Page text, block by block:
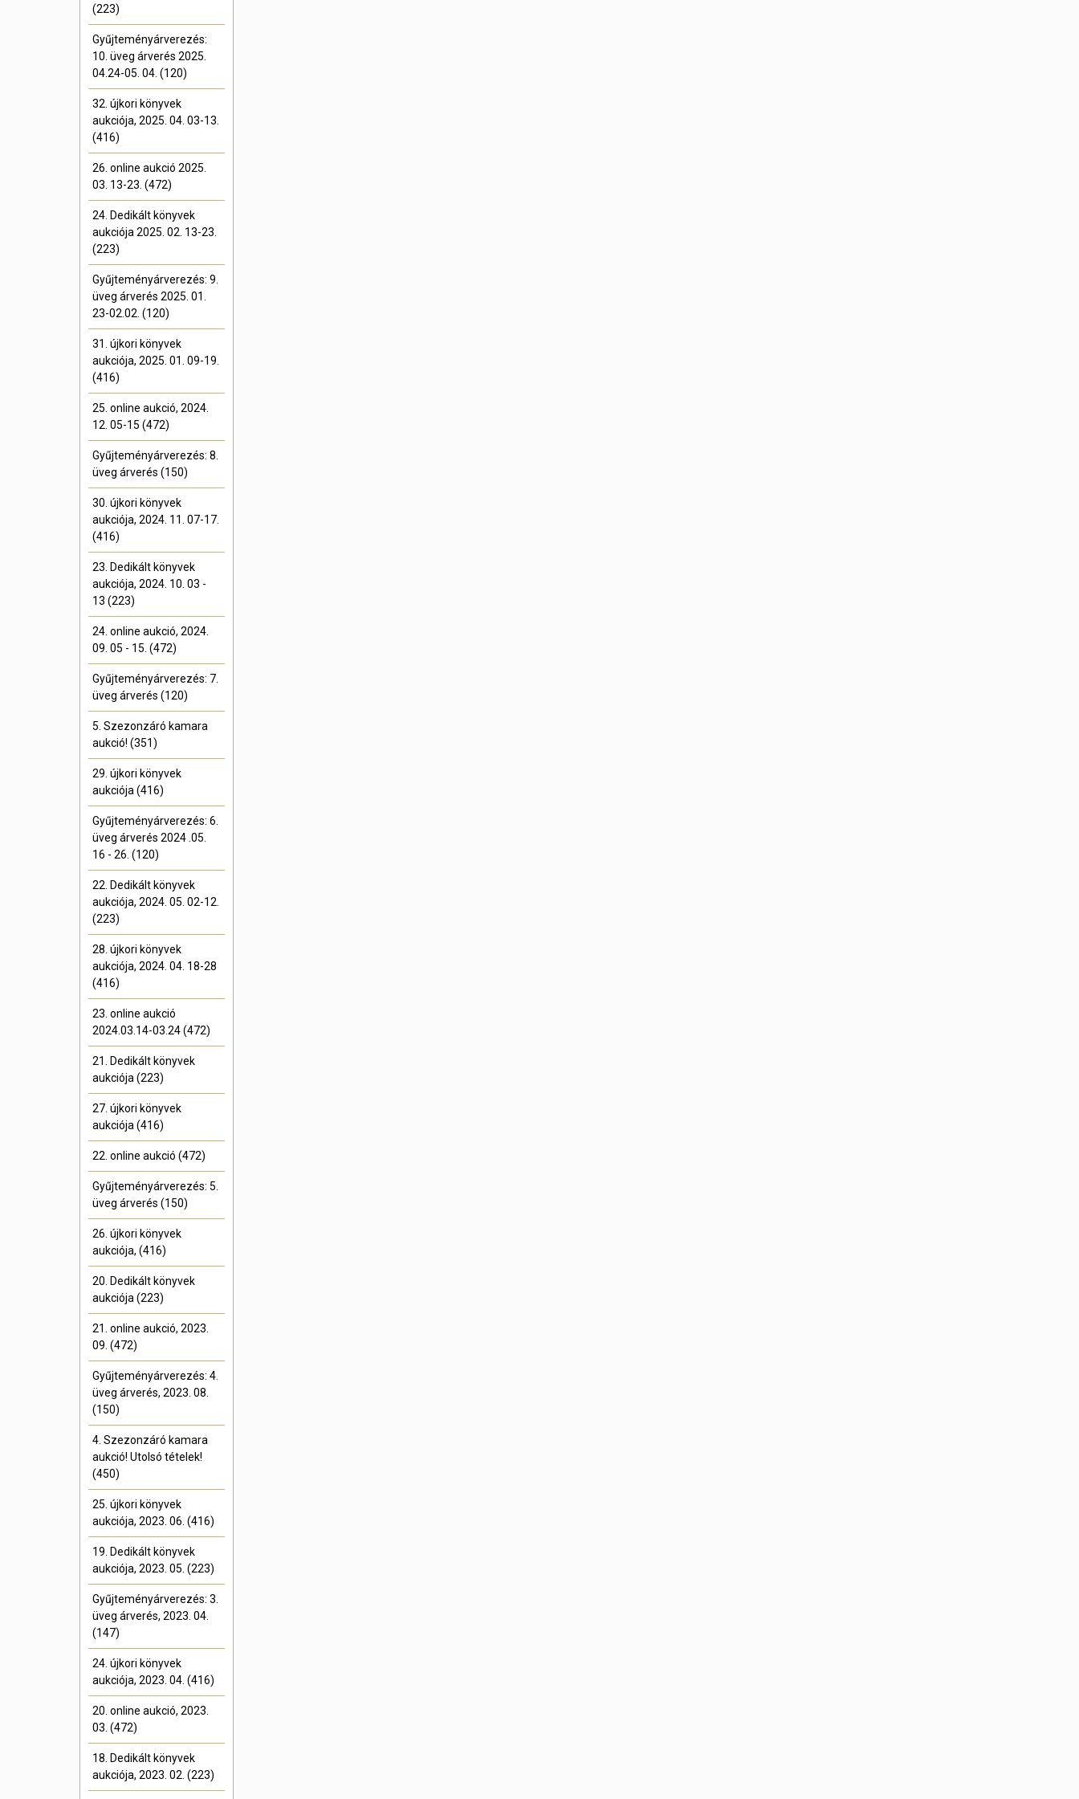
(223)
Gyűjteményárverezés:
10. üveg árverés 2025.
04.24-05. 04. (120)
32. újkori könyvek
aukciója, 2025. 04. 03-13.
(416)
26. online aukció 2025.
03. 13-23. (472)
24. Dedikált könyvek
aukciója 2025. 02. 13-23.
(223)
Gyűjteményárverezés: 9.
üveg árverés 2025. 01.
23-02.02. (120)
31. újkori könyvek
aukciója, 2025. 01. 09-19.
(416)
25. online aukció, 2024.
12. 05-15 (472)
Gyűjteményárverezés: 8.
üveg árverés (150)
30. újkori könyvek
aukciója, 2024. 11. 07-17.
(416)
23. Dedikált könyvek
aukciója, 2024. 10. 03 -
13 (223)
24. online aukció, 2024.
09. 05 - 15. (472)
Gyűjteményárverezés: 7.
üveg árverés (120)
5. Szezonzáró kamara
aukció! (351)
29. újkori könyvek
aukciója (416)
Gyűjteményárverezés: 6.
üveg árverés 2024 .05.
16 - 26. (120)
22. Dedikált könyvek
aukciója, 2024. 05. 02-12.
(223)
28. újkori könyvek
aukciója, 2024. 04. 18-28
(416)
23. online aukció
2024.03.14-03.24 (472)
21. Dedikált könyvek
aukciója (223)
27. újkori könyvek
aukciója (416)
22. online aukció (472)
Gyűjteményárverezés: 5.
üveg árverés (150)
26. újkori könyvek
aukciója, (416)
20. Dedikált könyvek
aukciója (223)
21. online aukció, 2023.
09. (472)
Gyűjteményárverezés: 4.
üveg árverés, 2023. 08.
(150)
4. Szezonzáró kamara
aukció! Utolsó tételek!
(450)
25. újkori könyvek
aukciója, 2023. 06. (416)
19. Dedikált könyvek
aukciója, 2023. 05. (223)
Gyűjteményárverezés: 3.
üveg árverés, 2023. 04.
(147)
24. újkori könyvek
aukciója, 2023. 04. (416)
20. online aukció, 2023.
03. (472)
18. Dedikált könyvek
aukciója, 2023. 02. (223)